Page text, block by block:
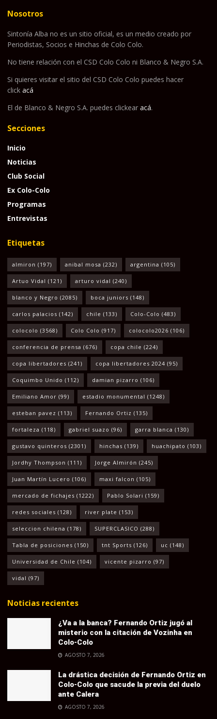
Nosotros
Sintonía Alba no es un sitio oficial, es un medio creado por
Periodistas, Socios e Hinchas de Colo Colo.
No tiene relación con el CSD Colo Colo ni Blanco & Negro S.A.
Si quieres visitar el sitio del CSD Colo Colo puedes hacer
click acá
El de Blanco & Negro S.A. puedes clickear acá.
Secciones
Inicio
Noticias
Club Social
Ex Colo-Colo
Programas
Entrevistas
Etiquetas
almiron (197) anibal mosa (232) argentina (105)
Artuo Vidal (121) arturo vidal (240)
blanco y Negro (2085) boca juniors (148)
carlos palacios (142) chile (133) Colo-Colo (483)
colocolo (3568) Colo Colo (917) colocolo2026 (106)
conferencia de prensa (676) copa chile (224)
copa libertadores (241) copa libertadores 2024 (95)
Coquimbo Unido (112) damian pizarro (106)
Emiliano Amor (99) estadio monumental (1248)
esteban pavez (113) Fernando Ortiz (135)
fortaleza (118) gabriel suazo (96) garra blanca (130)
gustavo quinteros (2301) hinchas (139) huachipato (103)
Jordhy Thompson (111) Jorge Almirón (245)
Juan Martín Lucero (106) maxi falcon (105)
mercado de fichajes (1222) Pablo Solari (159)
redes sociales (128) river plate (153)
seleccion chilena (178) SUPERCLASICO (288)
Tabla de posiciones (150) tnt Sports (126) uc (148)
Universidad de Chile (104) vicente pizarro (97)
vidal (97)
Noticias recientes
¿Va a la banca? Fernando Ortiz jugó al
misterio con la citación de Vozinha en
Colo-Colo
AGOSTO 7, 2026
La drástica decisión de Fernando Ortiz en
Colo-Colo que sacude la previa del duelo
ante Calera
AGOSTO 7, 2026